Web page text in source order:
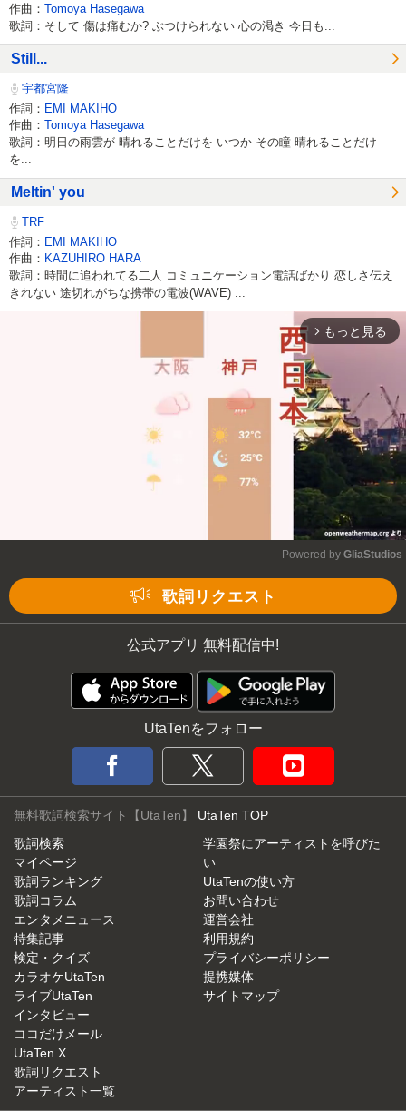
作曲： Tomoya Hasegawa
歌詞：そして 傷は痛むか? ぶつけられない 心の渇き 今日も...
Still...
宇都宮隆
作詞： EMI MAKIHO
作曲： Tomoya Hasegawa
歌詞：明日の雨雲が 晴れることだけを いつか その瞳 晴れることだけ
を...
Meltin' you
TRF
作詞： EMI MAKIHO
作曲： KAZUHIRO HARA
歌詞：時間に追われてる二人 コミュニケーション電話ばかり 恋しさ伝え
きれない 途切れがちな携帯の電波(WAVE) ...
arrow_forward_ios もっと見る
Powered by GliaStudios
歌詞リクエスト
公式アプリ 無料配信中!
UtaTenをフォロー
無料歌詞検索サイト【UtaTen】 UtaTen TOP
歌詞検索
マイページ
歌詞ランキング
歌詞コラム
エンタメニュース
特集記事
検定・クイズ
カラオケUtaTen
ライブUtaTen
インタビュー
ココだけメール
UtaTen X
歌詞リクエスト
アーティスト一覧
学園祭にアーティストを呼びた
い
UtaTenの使い方
お問い合わせ
運営会社
利用規約
プライバシーポリシー
提携媒体
サイトマップ